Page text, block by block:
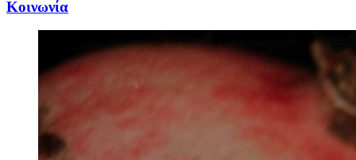
Κοινωνία